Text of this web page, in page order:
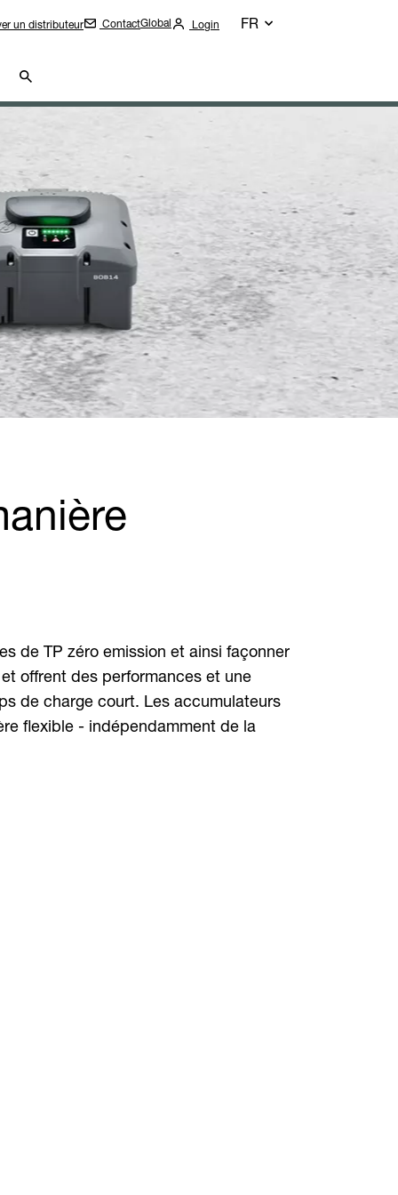
un distributeur ContactGlobal Login FR
de TP zéro emission et ainsi façonner
offrent des performances et une
de charge court. Les accumulateurs
flexible - indépendamment de la